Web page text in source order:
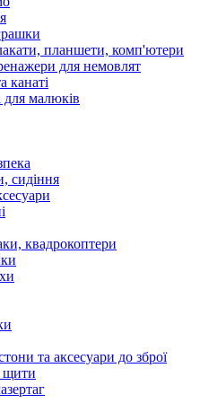
планшети, комп'ютери
для немовлят
канаті
для малюків
сидіння
квадрокоптери
та аксесуари до зброї
щити